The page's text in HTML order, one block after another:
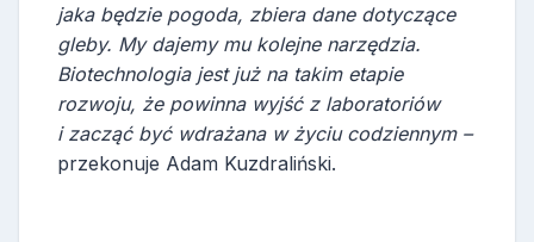
jaka będzie pogoda, zbiera dane dotyczące
gleby. My dajemy mu kolejne narzędzia.
Biotechnologia jest już na takim etapie
rozwoju, że powinna wyjść z laboratoriów
i zacząć być wdrażana w życiu codziennym –
przekonuje Adam Kuzdraliński.